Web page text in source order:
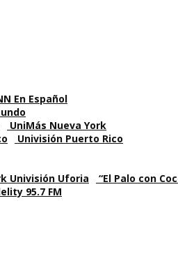
En Español
UniMás Nueva York
Univisión Puerto Rico
“El Palo con
95.7 FM